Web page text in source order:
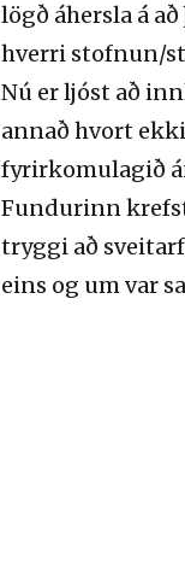
lögð áhersla á
hverri stofnun/
Nú er ljóst að
annað hvort
fyrirkomulagið
Fundurinn
tryggi að
eins og um var